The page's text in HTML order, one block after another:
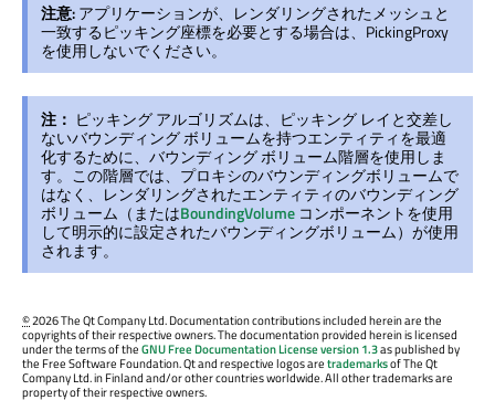
注意:アプリケーションが、レンダリングされたメッシュと
一致するピッキング座標を必要とする場合は、PickingProxy
を使用しないでください。
注： ピッキング アルゴリズムは、ピッキング レイと交差し
ないバウンディング ボリュームを持つエンティティを最適
化するために、バウンディング ボリューム階層を使用しま
す。この階層では、プロキシのバウンディングボリュームで
はなく、レンダリングされたエンティティのバウンディング
ボリューム（またはBoundingVolume コンポーネントを使用
して明示的に設定されたバウンディングボリューム）が使用
されます。
©2026 The Qt Company Ltd. Documentation contributions included herein are the
copyrights of their respective owners. The documentation provided herein is licensed
under the terms of theGNU Free Documentation License version 1.3as published by
the Free Software Foundation. Qt and respective logos aretrademarksof The Qt
Company Ltd. in Finland and/or other countries worldwide. All other trademarks are
property of their respective owners.